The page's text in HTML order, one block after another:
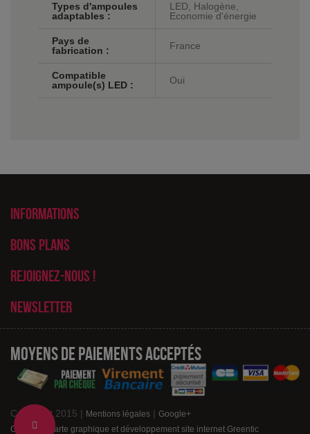
Change
Types d'ampoules
adaptables :
LED, Halogène,
Economie d'énergie
Pays de
fabrication :
France
Compatible
ampoule(s) LED :
Oui
Informations
Bons plans
Rejoignez-nous !
Newsletter
Moyens de paiements acceptés
Copyright 2015 | Mentions légales | Google+
Création charte graphique et développement site internet Greentic